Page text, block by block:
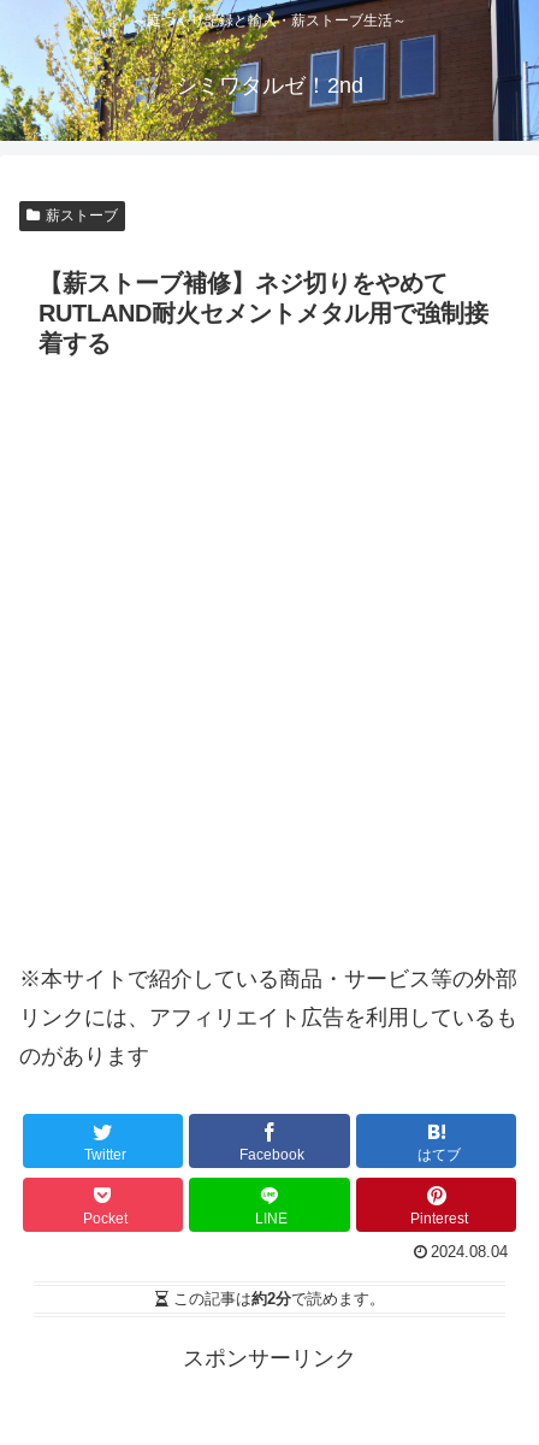
～庭づくり記録と輸入・薪ストーブ生活～
シミワタルゼ！2nd
薪ストーブ
【薪ストーブ補修】ネジ切りをやめて
RUTLAND耐火セメントメタル用で強制接
着する
※本サイトで紹介している商品・サービス等の外部
リンクには、アフィリエイト広告を利用しているも
のがあります
Twitter Facebook はてブ
Pocket LINE Pinterest
2024.08.04
この記事は約2分で読めます。
スポンサーリンク